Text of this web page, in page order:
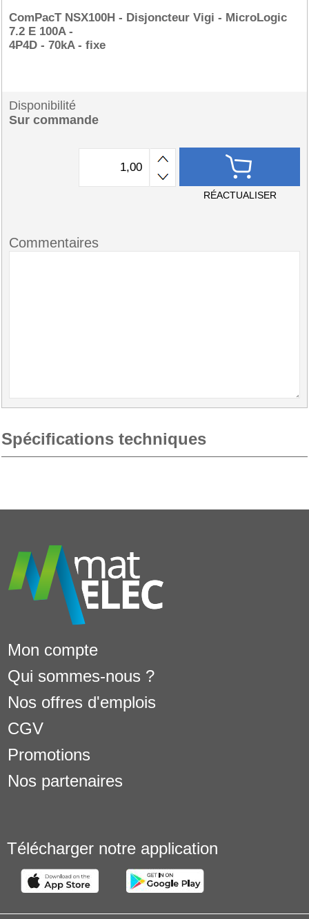
ComPacT NSX100H - Disjoncteur Vigi - MicroLogic
7.2 E 100A -
4P4D - 70kA - fixe
Disponibilité
Sur commande
RÉACTUALISER
Commentaires
Spécifications techniques
Mon compte
Qui sommes-nous ?
Nos offres d'emplois
CGV
Promotions
Nos partenaires
Télécharger notre application